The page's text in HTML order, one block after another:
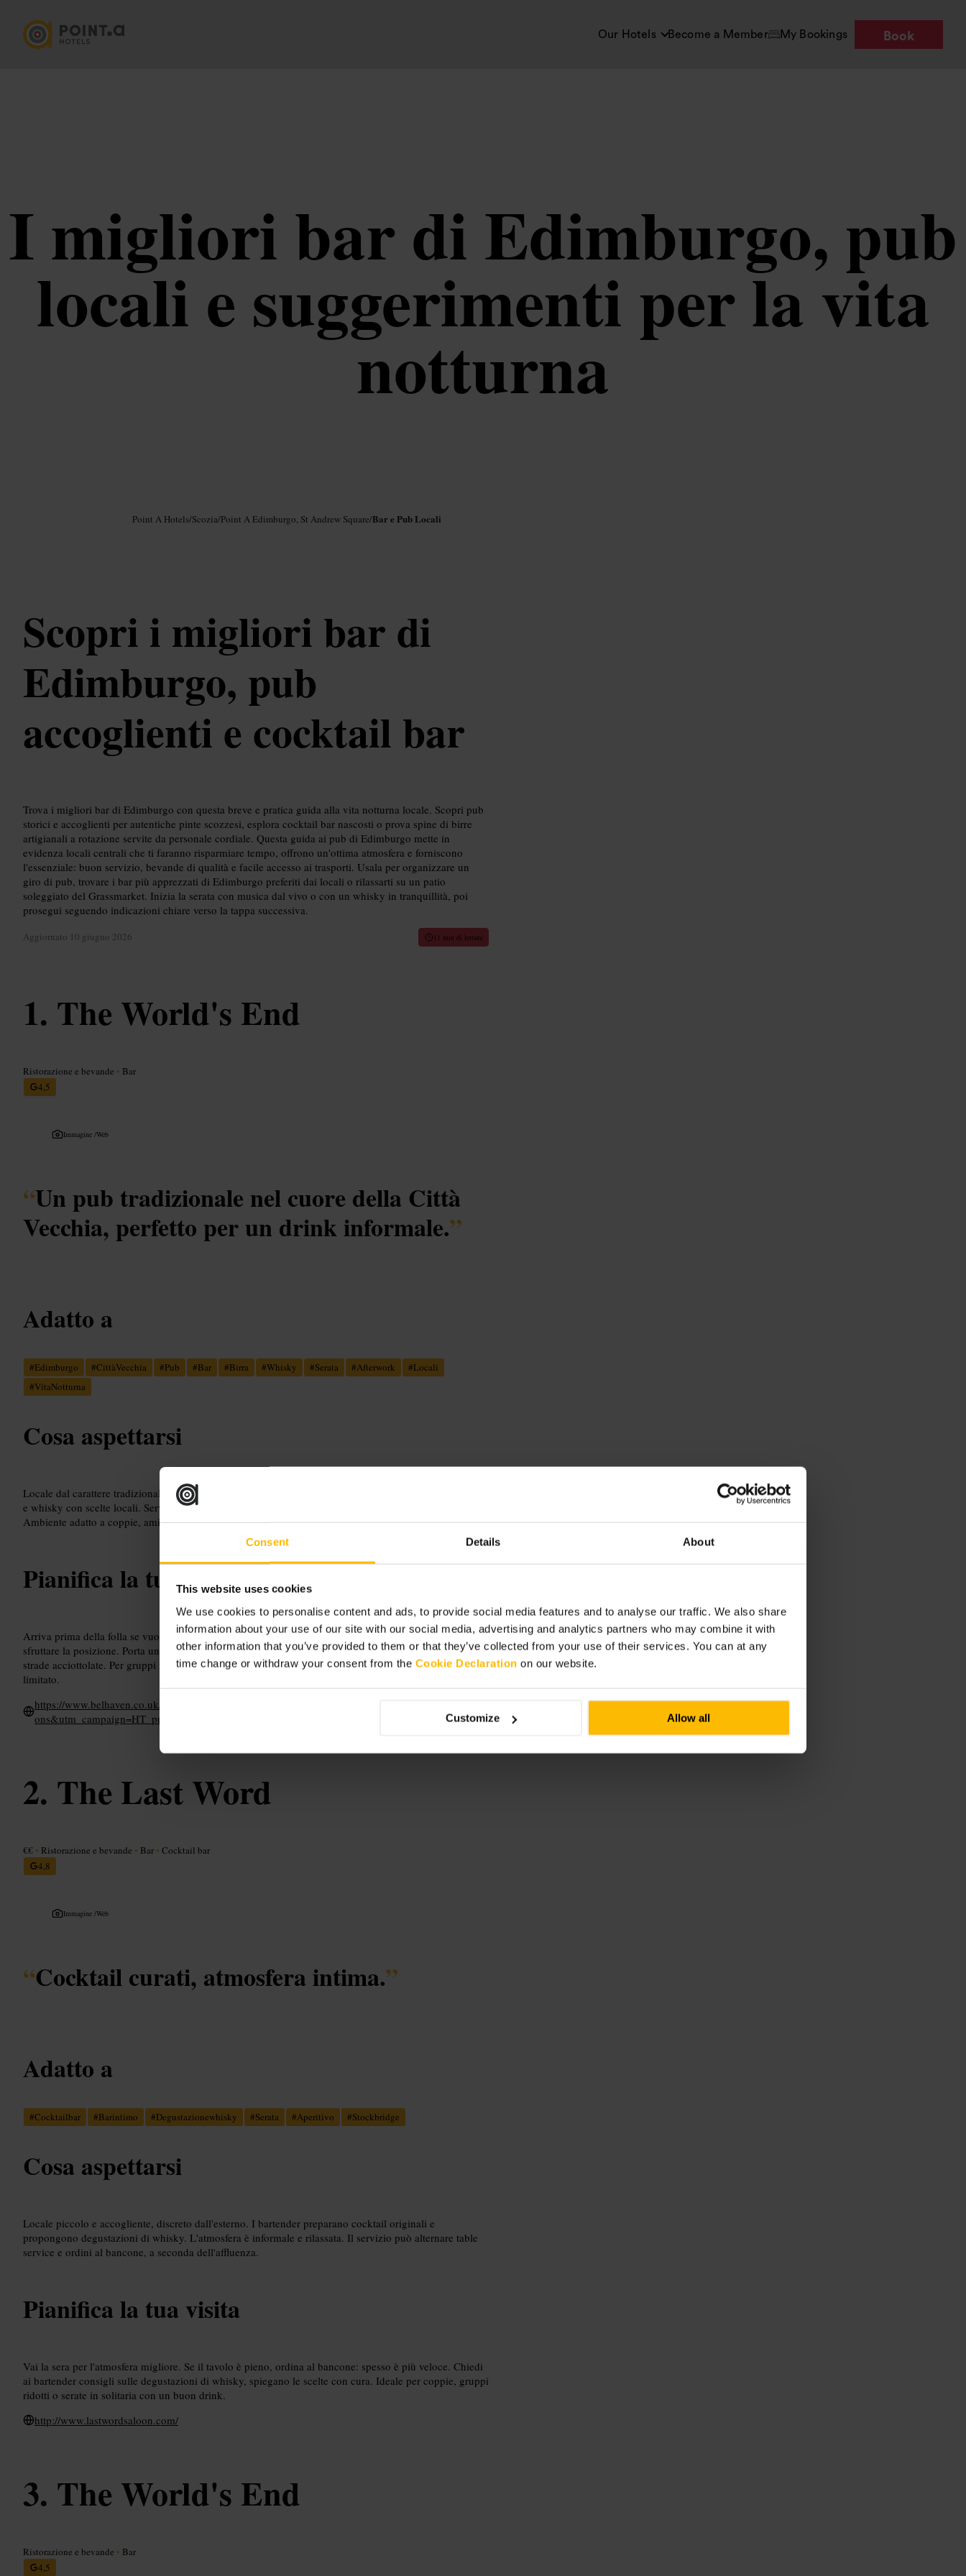
Consent Details About
This website uses cookies
We use cookies to personalise content and ads, to provide social media features and to analyse our traffic. We also share
information about your use of our site with our social media, advertising and analytics partners who may combine it with
other information that you’ve provided to them or that they’ve collected from your use of their services. You can at any
time change or withdraw your consent from the Cookie Declaration on our website.
Customize Allow all
Our Hotels Become a Member My Bookings Book
I migliori bar di Edimburgo, pub
locali e suggerimenti per la vita
notturna
Point A Hotels/Scozia/Point A Edimburgo, St Andrew Square/Bar e Pub Locali
Scopri i migliori bar di
Edimburgo, pub
accoglienti e cocktail bar
Trova i migliori bar di Edimburgo con questa breve e pratica guida alla vita notturna locale. Scopri pub
storici e accoglienti per autentiche pinte scozzesi, esplora cocktail bar nascosti o prova spine di birre
artigianali a rotazione servite da personale cordiale. Questa guida ai pub di Edimburgo mette in
evidenza locali centrali che ti faranno risparmiare tempo, offrono un'ottima atmosfera e forniscono
l'essenziale: buon servizio, bevande di qualità e facile accesso ai trasporti. Usala per organizzare un
giro di pub, trovare i bar più apprezzati di Edimburgo preferiti dai locali o rilassarti su un patio
soleggiato del Grassmarket. Inizia la serata con musica dal vivo o con un whisky in tranquillità, poi
prosegui seguendo indicazioni chiare verso la tappa successiva.
Aggiornato 10 giugno 2026 11 min di lettura
The World's End
Ristorazione e bevande • Bar
4,5
Immagine /Web
“Un pub tradizionale nel cuore della Città
Vecchia, perfetto per un drink informale.”
Adatto a
#Edimburgo #CittàVecchia #Pub #Bar #Birra #Whisky #Serata #Afterwork #Locali
#VitaNotturna
Cosa aspettarsi
Locale dal carattere tradizionale: bancone in legno, luci calde e spazio per piccoli gruppi. Carta di birre
e whisky con scelte locali. Servizio informale, ritmo vivace la sera, più rilassato nel pomeriggio.
Ambiente adatto a coppie, amici e chi viaggia da solo.
Pianifica la tua visita
Arriva prima della folla se vuoi sederti al bancone. Abbina la visita a una passeggiata sul Royal Mile per
sfruttare la posizione. Porta un documento di identità se hai meno di 30 anni. Scarpe comode per le
strade acciottolate. Per gruppi numerosi considera di dividervi tra più round, lo spazio può essere
limitato.
https://www.belhaven.co.uk/pubs/edinburgh/worlds-end?utm_source=g_places&utm_medium=locati
ons&utm_campaign=HT_pubpage
The Last Word
€€ • Ristorazione e bevande • Bar • Cocktail bar
4,8
Immagine /Web
“Cocktail curati, atmosfera intima.”
Adatto a
#Cocktailbar #Barintimo #Degustazionewhisky #Serata #Aperitivo #Stockbridge
Cosa aspettarsi
Locale piccolo e accogliente, discreto dall'esterno. I bartender preparano cocktail originali e
propongono degustazioni di whisky. L'atmosfera è informale e rilassata. Il servizio può alternare table
service e ordini al bancone, a seconda dell'affluenza.
Pianifica la tua visita
Vai la sera per l'atmosfera migliore. Se il tavolo è pieno, ordina al bancone: spesso è più veloce. Chiedi
ai bartender consigli sulle degustazioni di whisky, spiegano le scelte con cura. Ideale per coppie, gruppi
ridotti o serate in solitaria con un buon drink.
http://www.lastwordsaloon.com/
The World's End
Ristorazione e bevande • Bar
4,5